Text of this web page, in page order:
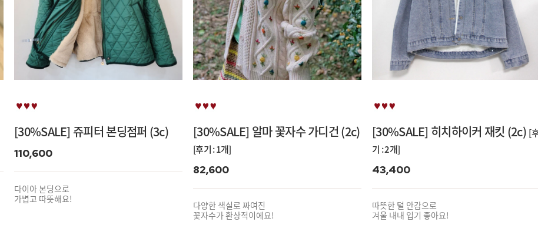
[30%SALE] 쥬피터 본딩점퍼 (3c)
110,600
다이아 본딩으로
가볍고 따뜻해요!
[30%SALE] 알마 꽃자수 가디건 (2c)
[후기 : 1개]
82,600
다양한 색실로 짜여진
꽃자수가 환상적이에요!
[30%SALE] 히치하이커 재킷 (2c) [
기 : 2개]
43,400
따뜻한 털 안감으로
겨울 내내 입기 좋아요!